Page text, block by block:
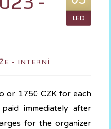
LED
- INTERNÍ
or 1750 CZK for each
immediately after
for the organizer